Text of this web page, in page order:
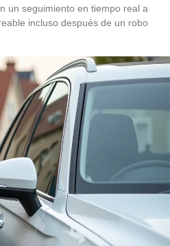
un seguimiento en tiempo real a
incluso después de un robo